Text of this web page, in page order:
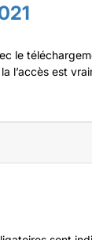
le
l’accès est